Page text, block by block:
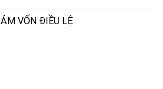
VỐN ĐIỀU LỆ